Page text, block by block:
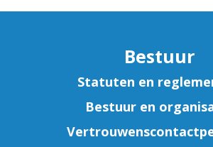
Bestuur
Statuten en
Bestuur en